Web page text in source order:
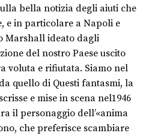
bella notizia degli aiuti che
e in particolare a Napoli e
Marshall ideato dagli
del nostro Paese uscito
voluta e rifiutata. Siamo nel
quello di Questi fantasmi, la
e mise in scena nel1946
il personaggio dell’«anima
che preferisce scambiare